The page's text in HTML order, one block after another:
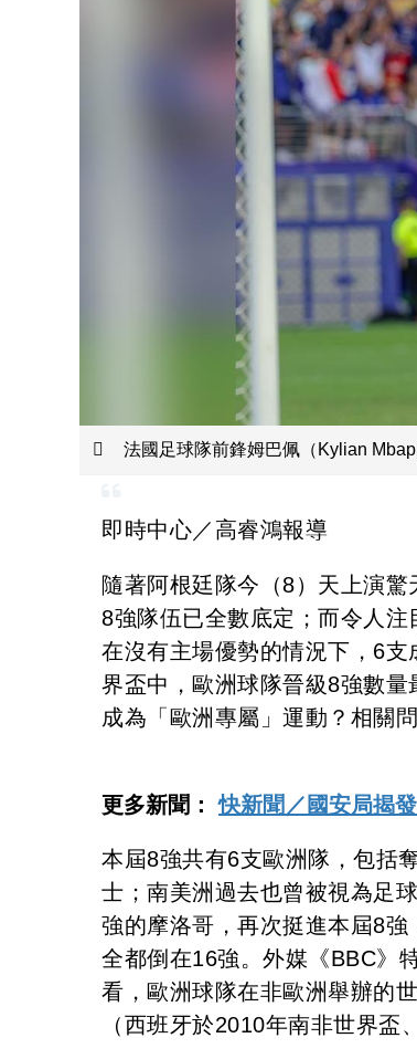
法國足球隊前鋒姆巴佩（Kylian
即時中心／高睿鴻報導
隨著阿根廷隊今（8）天上演
8強隊伍已全數底定；而令人
在沒有主場優勢的情況下，6
界盃中，歐洲球隊晉級8強數
成為「歐洲專屬」運動？相關
更多新聞：快新聞／國安局揭
本屆8強共有6支歐洲隊，包括
士；南美洲過去也曾被視為足
強的摩洛哥，再次挺進本屆8
全都倒在16強。外媒《BBC》
看，歐洲球隊在非歐洲舉辦的
（西班牙於2010年南非世界盃